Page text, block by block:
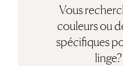
Vous
couleurs ou
spécifiques
linge?